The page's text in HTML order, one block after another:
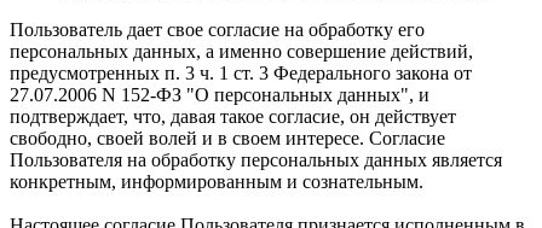
Пользователь дает свое согласие на обработку его
персональных данных, а именно совершение действий,
предусмотренных п. 3 ч. 1 ст. 3 Федерального закона от
27.07.2006 N 152-ФЗ "О персональных данных", и
подтверждает, что, давая такое согласие, он действует
свободно, своей волей и в своем интересе. Согласие
Пользователя на обработку персональных данных является
конкретным, информированным и сознательным.